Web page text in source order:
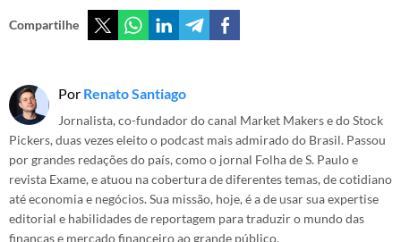
Compartilhe
Por Renato Santiago
Jornalista, co-fundador do canal Market Makers e do Stock
Pickers, duas vezes eleito o podcast mais admirado do Brasil. Passou
por grandes redações do país, como o jornal Folha de S. Paulo e
revista Exame, e atuou na cobertura de diferentes temas, de cotidiano
até economia e negócios. Sua missão, hoje, é a de usar sua expertise
editorial e habilidades de reportagem para traduzir o mundo das
finanças e mercado financeiro ao grande público.